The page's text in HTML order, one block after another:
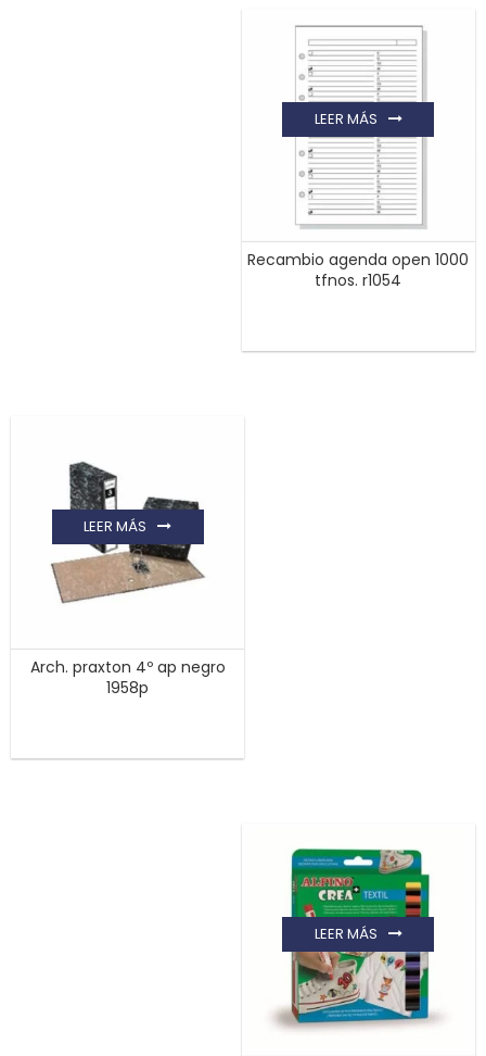
Recambio agenda open 1000
tfnos. r1054
LEER MÁS
Arch. praxton 4º ap negro
1958p
LEER MÁS
LEER MÁS